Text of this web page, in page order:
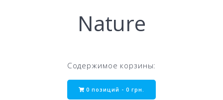
Nature
Содержимое корзины:
0 позиций -0грн.